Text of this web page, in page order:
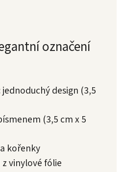
označení
jednoduchý design (3,5
(3,5 cm x 5
kořenky
z vinylové fólie